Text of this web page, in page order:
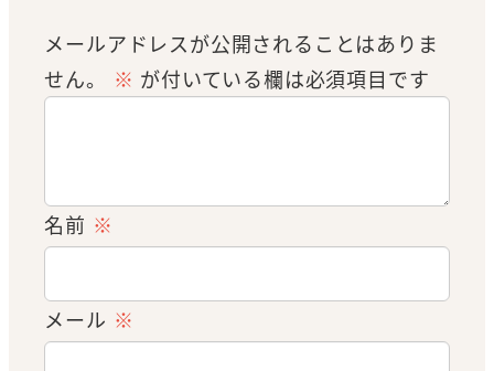
メールアドレスが公開されることはありま
せん。
※ が付いている欄は必須項目です
名前 ※
メール ※